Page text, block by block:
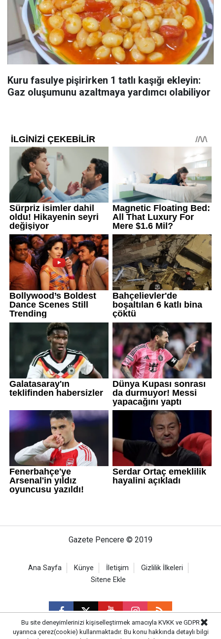
Kuru fasulye pişirirken 1 tatlı kaşığı ekleyin:
Gaz oluşumunu azaltmaya yardımcı olabiliyor
Gazete Pencere © 2019
Ana Sayfa Künye İletişim
Gizlilik İlkeleri
Sitene Ekle
Bu site deneyimlerinizi kişiselleştirmek amacıyla KVKK ve GDPR
uyarınca çerez(cookie) kullanmaktadır. Bu konu hakkında detaylı bilgi